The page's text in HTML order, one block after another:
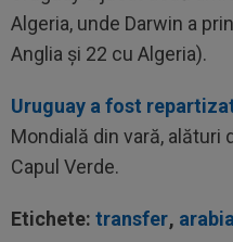
Algeria, unde Darwin a
Anglia și 22 cu Algeria).
Uruguay a fost
Mondială din vară, alături
Capul Verde.
Etichete: transfer,